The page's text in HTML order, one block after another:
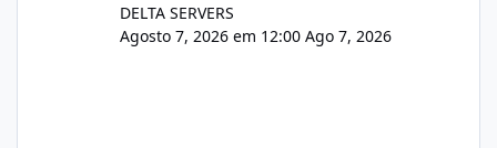
DELTA SERVERS
Agosto 7, 2026 em 12:00 Ago 7, 2026